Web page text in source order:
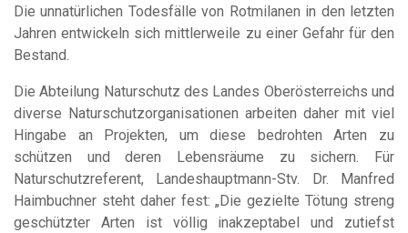
Die unnatürlichen Todesfälle von Rotmilanen in den letzten
Jahren entwickeln sich mittlerweile zu einer Gefahr für den
Bestand.
Die Abteilung Naturschutz des Landes Oberösterreichs und
diverse Naturschutzorganisationen arbeiten daher mit viel
Hingabe an Projekten, um diese bedrohten Arten zu
schützen und deren Lebensräume zu sichern. Für
Naturschutzreferent, Landeshauptmann-Stv. Dr. Manfred
Haimbuchner steht daher fest: „Die gezielte Tötung streng
geschützter Arten ist völlig inakzeptabel und zutiefst